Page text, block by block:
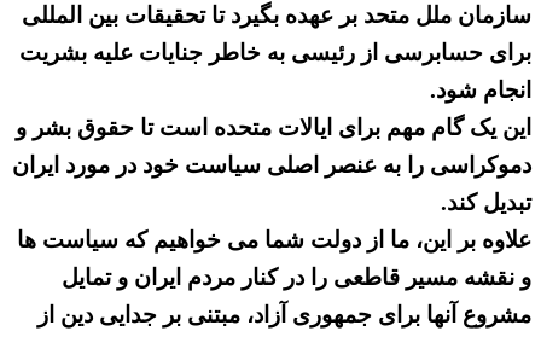
سازمان ملل متحد بر عهده بگیرد تا تحقیقات بین المللی
برای حسابرسی از رئیسی به خاطر جنایات علیه بشریت
انجام شود.
این یک گام مهم برای ایالات متحده است تا حقوق بشر و
دموکراسی را به عنصر اصلی سیاست خود در مورد ایران
تبدیل کند.
علاوه بر این، ما از دولت شما می خواهیم که سیاست ها
و نقشه مسیر قاطعی را در کنار مردم ایران و تمایل
مشروع آنها برای جمهوری آزاد، مبتنی بر جدایی دین از